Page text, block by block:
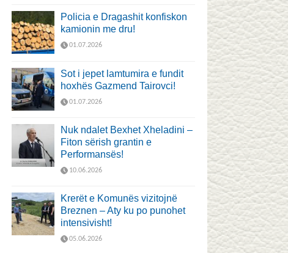
Policia e Dragashit konfiskon
kamionin me dru!
01.07.2026
Sot i jepet lamtumira e fundit
hoxhës Gazmend Tairovci!
01.07.2026
Nuk ndalet Bexhet Xheladini –
Fiton sërish grantin e
Performansës!
10.06.2026
Krerët e Komunës vizitojnë
Breznen – Aty ku po punohet
intensivisht!
05.06.2026